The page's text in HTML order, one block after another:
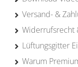
Versand- &
Widerrufsrecht
Lüftungsgitter
Warum